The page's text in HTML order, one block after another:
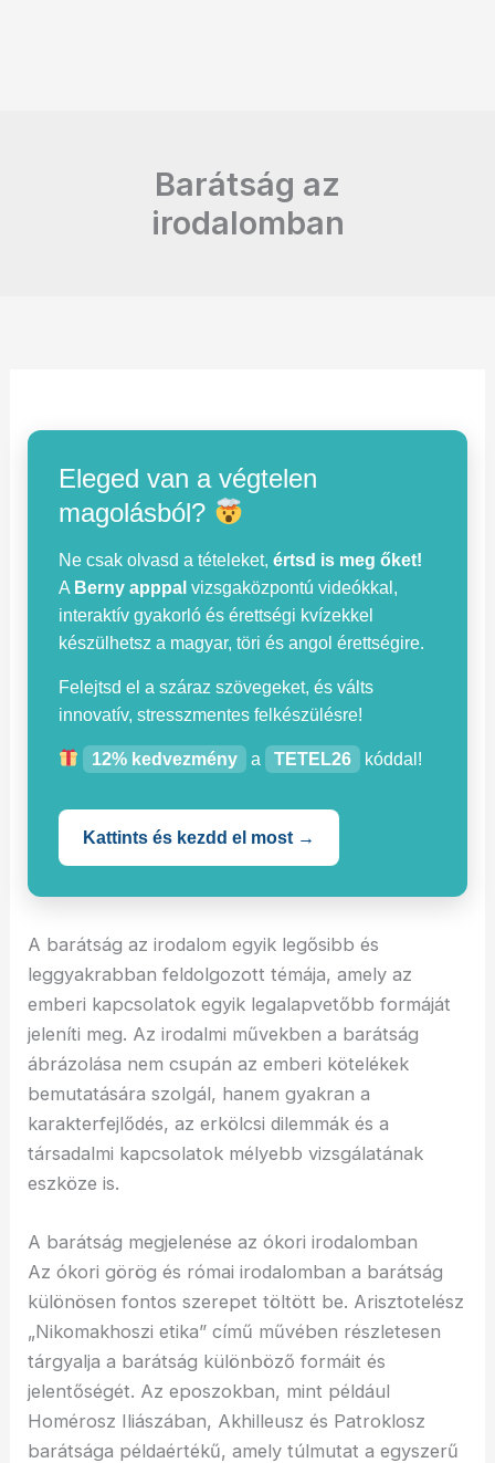
Barátság az
irodalomban
Eleged van a végtelen
magolásból?
Ne csak olvasd a tételeket,értsd is meg őket!
A Berny apppal vizsgaközpontú videókkal,
interaktív gyakorló és érettségi kvízekkel
készülhetsz a magyar, töri és angol érettségire.
Felejtsd el a száraz szövegeket, és válts
innovatív, stresszmentes felkészülésre!
12% kedvezmény a TETEL26 kóddal!
Kattints és kezdd el most →
A barátság az irodalom egyik legősibb és
leggyakrabban feldolgozott témája, amely az
emberi kapcsolatok egyik legalapvetőbb formáját
jeleníti meg. Az irodalmi művekben a barátság
ábrázolása nem csupán az emberi kötelékek
bemutatására szolgál, hanem gyakran a
karakterfejlődés, az erkölcsi dilemmák és a
társadalmi kapcsolatok mélyebb vizsgálatának
eszköze is.
A barátság megjelenése az ókori irodalomban
Az ókori görög és római irodalomban a barátság
különösen fontos szerepet töltött be. Arisztotelész
„Nikomakhoszi etika” című művében részletesen
tárgyalja a barátság különböző formáit és
jelentőségét. Az eposzokban, mint például
Homérosz Iliászában, Akhilleusz és Patroklosz
barátsága példaértékű, amely túlmutat a egyszerű